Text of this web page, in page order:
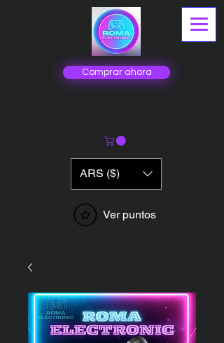
Comprar ahora
ARS ($)
Ver puntos